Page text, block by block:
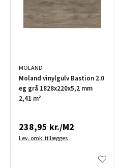
MOLAND
Moland vinylgulv Bastion 2.0
eg grå 1828x220x5,2 mm
2,41 m²
238,95 kr./M2
Lev. omk. tillægges